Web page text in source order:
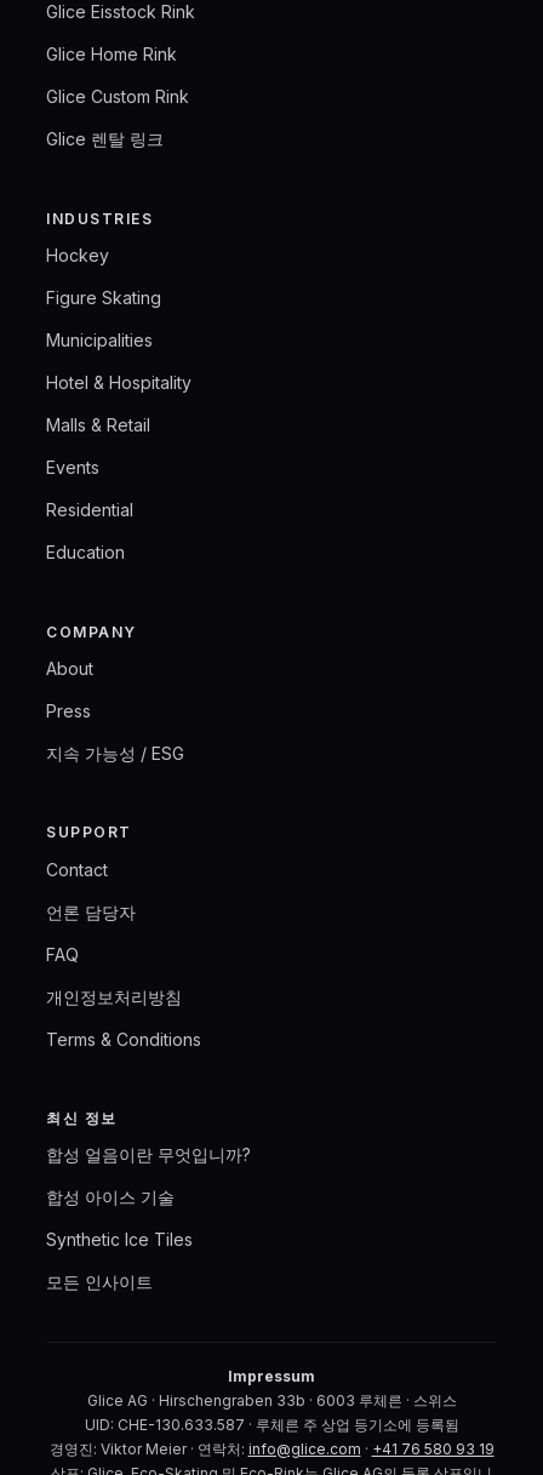
Glice Eisstock Rink
Glice Home Rink
Glice Custom Rink
Glice 렌탈 링크
INDUSTRIES
Hockey
Figure Skating
Municipalities
Hotel & Hospitality
Malls & Retail
Events
Residential
Education
COMPANY
About
Press
지속 가능성 / ESG
SUPPORT
Contact
언론 담당자
FAQ
개인정보처리방침
Terms & Conditions
최신 정보
합성 얼음이란 무엇입니까?
합성 아이스 기술
Synthetic Ice Tiles
모든 인사이트
Impressum
Glice AG · Hirschengraben 33b · 6003 루체른 · 스위스
UID: CHE-130.633.587 · 루체른 주 상업 등기소에 등록됨
경영진: Viktor Meier · 연락처: info@glice.com · +41 76 580 93 19